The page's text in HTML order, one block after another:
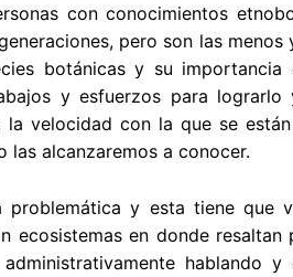
con conocimientos
pero son las
botánicas y su
y esfuerzos para
la velocidad con la que se
las alcanzaremos a conocer.
problemática y esta tiene que
ecosistemas en donde
administrativamente hablando